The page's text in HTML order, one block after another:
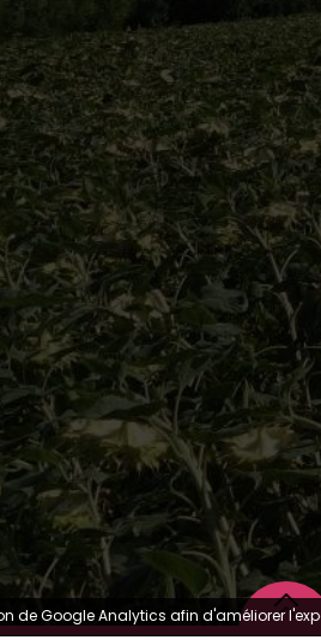
de Google Analytics afin d'améliorer